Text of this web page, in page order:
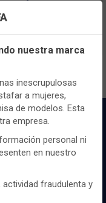
MÁS !
ver todo el
las mejores
de sesión o
segura nuestra
y obtener datos de
el contenido a tus
a tu gusto.
nuestra marca
inescrupulosas
a mujeres,
de modelos. Esta
empresa.
personal ni
en nuestro
fraudulenta y